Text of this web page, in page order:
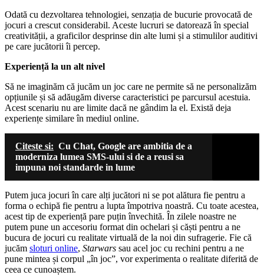
Odată cu dezvoltarea tehnologiei, senzația de bucurie provocată de
jocuri a crescut considerabil. Aceste lucruri se datorează în special
creativității, a graficilor desprinse din alte lumi și a stimulilor auditivi
pe care jucătorii îi percep.
Experiență la un alt nivel
Să ne imaginăm că jucăm un joc care ne permite să ne personalizăm
opțiunile și să adăugăm diverse caracteristici pe parcursul acestuia.
Acest scenariu nu are limite dacă ne gândim la el. Există deja
experiențe similare în mediul online.
Citeste si: Cu Chat, Google are ambitia de a
moderniza lumea SMS-ului si de a reusi sa
impuna noi standarde in lume
Putem juca jocuri în care alți jucători ni se pot alătura fie pentru a
forma o echipă fie pentru a lupta împotriva noastră. Cu toate acestea,
acest tip de experiență pare puțin învechită. În zilele noastre ne
putem pune un accesoriu format din ochelari și căști pentru a ne
bucura de jocuri cu realitate virtuală de la noi din sufragerie. Fie că
jucăm sloturi online, Starwars sau acel joc cu rechini pentru a ne
pune mintea și corpul „în joc”, vor experimenta o realitate diferită de
ceea ce cunoaștem.